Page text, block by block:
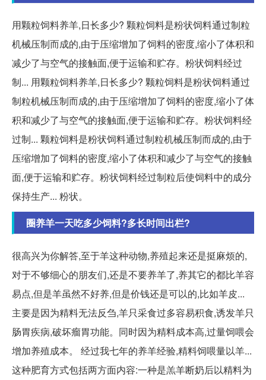
用颗粒饲料养羊,日长多少? 颗粒饲料是粉状饲料通过制粒
机械压制而成的,由于压缩增加了饲料的密度,缩小了体积和
减少了与空气的接触面,便于运输和贮存。粉状饲料经过
制... 用颗粒饲料养羊,日长多少? 颗粒饲料是粉状饲料通过
制粒机械压制而成的,由于压缩增加了饲料的密度,缩小了体
积和减少了与空气的接触面,便于运输和贮存。粉状饲料经
过制... 颗粒饲料是粉状饲料通过制粒机械压制而成的,由于
压缩增加了饲料的密度,缩小了体积和减少了与空气的接触
面,便于运输和贮存。粉状饲料经过制粒后使饲料中的成分
保持生产... 粉状。
圈养羊一天吃多少饲料?多长时间出栏?
很高兴为你解答,至于羊这种动物,养殖起来还是挺麻烦的,
对于不够细心的朋友们,还是不要养羊了,养其它的都比羊容
易点,但是羊虽然不好养,但是价钱还是可以的,比如羊皮...
主要是因为精料无法反刍,羊只采食过多容易积食,诱发羊只
肠胃疾病,破坏瘤胃功能。同时因为精料成本高,过量饲喂会
增加养殖成本。 经过我七年的养羊经验,精料饲喂量以羊...
这种肥育方式包括两方面内容:一种是羔羊断奶后以精料为